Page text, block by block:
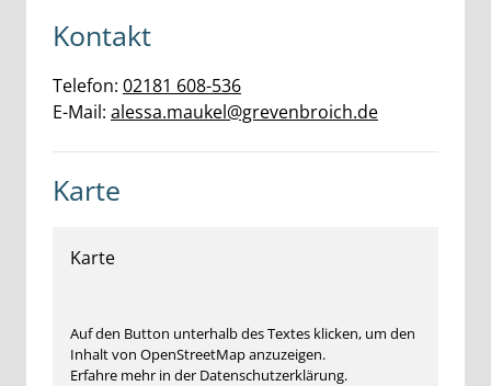
Kontakt
Telefon: 02181 608-536
E-Mail: alessa.maukel@grevenbroich.de
Karte
Karte
Auf den Button unterhalb des Textes klicken, um den
Inhalt von OpenStreetMap anzuzeigen.
Erfahre mehr in der Datenschutzerklärung.